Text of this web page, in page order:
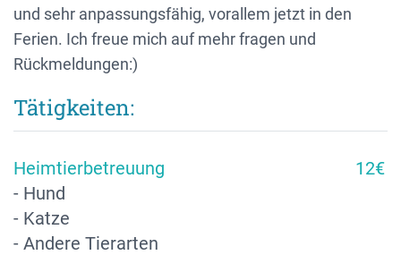
und sehr anpassungsfähig, vorallem jetzt in den
Ferien. Ich freue mich auf mehr fragen und
Rückmeldungen:)
Tätigkeiten:
Heimtierbetreuung
- Hund
- Katze
- Andere Tierarten
12€